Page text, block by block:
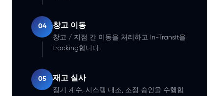
04 창고 이동
창고 / 지점 간 이동을 처리하고 In-Transit을
tracking합니다.
05 재고 실사
정기 계수, 시스템 대조, 조정 승인을 수행합